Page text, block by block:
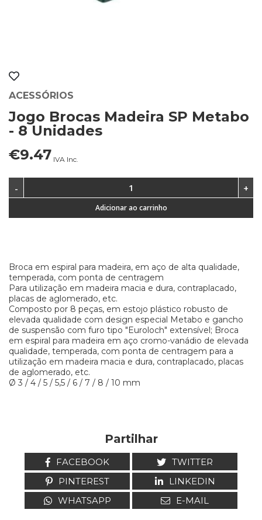
ACESSÓRIOS
Jogo Brocas Madeira SP Metabo
- 8 Unidades
€9.47 IVA Inc.
Adicionar ao carrinho
Broca em espiral para madeira, em aço de alta qualidade,
temperada, com ponta de centragem
Para utilização em madeira macia e dura, contraplacado,
placas de aglomerado, etc.
Composto por 8 peças, em estojo plástico robusto de
elevada qualidade com design especial Metabo e gancho
de suspensão com furo tipo "Euroloch" extensível; Broca
em espiral para madeira em aço cromo-vanádio de elevada
qualidade, temperada, com ponta de centragem para a
utilização em madeira macia e dura, contraplacado, placas
de aglomerado, etc.
Ø 3 / 4 / 5 / 5,5 / 6 / 7 / 8 / 10 mm
Partilhar
FACEBOOK
TWITTER
PINTEREST
LINKEDIN
WHATSAPP
E-MAIL